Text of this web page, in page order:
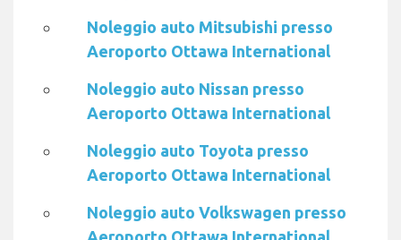
Noleggio auto Mitsubishi presso
Aeroporto Ottawa International
Noleggio auto Nissan presso
Aeroporto Ottawa International
Noleggio auto Toyota presso
Aeroporto Ottawa International
Noleggio auto Volkswagen presso